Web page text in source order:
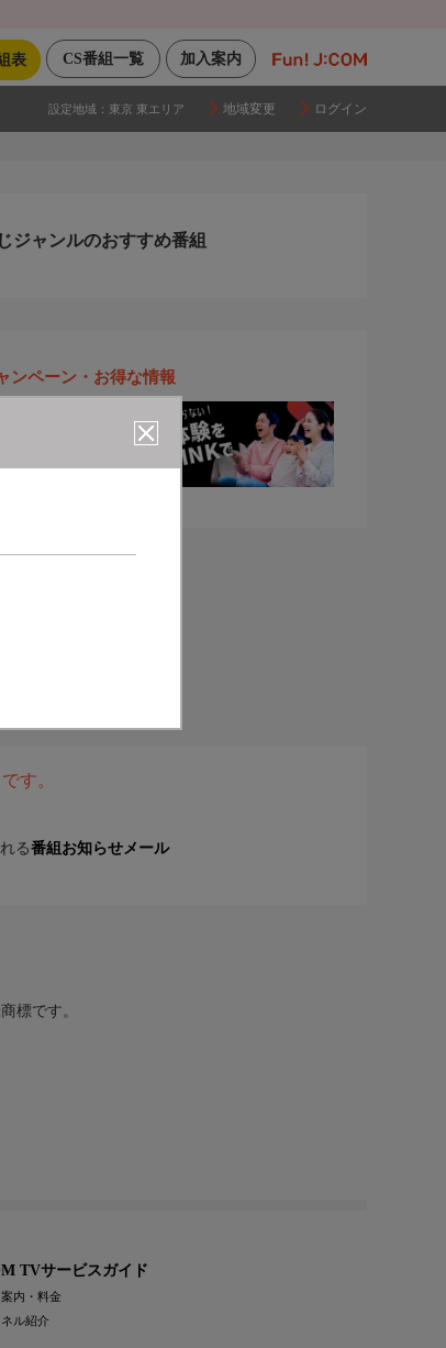
加入案内
CS番組一覧
表
設定地域： 東京 東エリア 地域変更 ログイン
ジャンルのおすすめ番組
ンペーン・お得な情報
す。
る番組お知らせメール
標です。
TVサービスガイド
内・料金
ル紹介